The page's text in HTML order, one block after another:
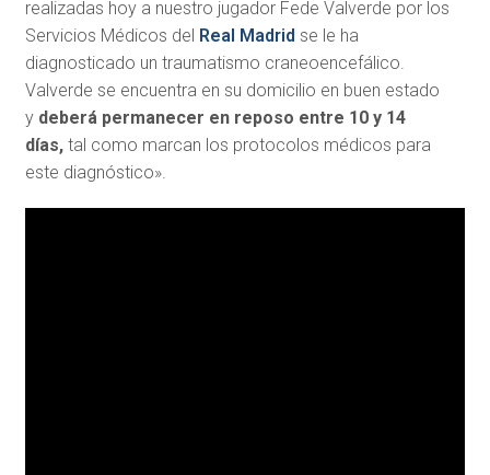
realizadas hoy a nuestro jugador Fede Valverde por los
Servicios Médicos del Real Madrid se le ha
diagnosticado un traumatismo craneoencefálico.
Valverde se encuentra en su domicilio en buen estado
y deberá permanecer en reposo entre 10 y 14
días,tal como marcan los protocolos médicos para
este diagnóstico».